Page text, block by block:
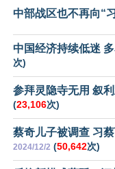
中部战区也不再向“
中国经济持续低迷
次)
参拜灵隐寺无用 叙
(23,106次)
蔡奇儿子被调查 习
2024/12/2 (50,642次)